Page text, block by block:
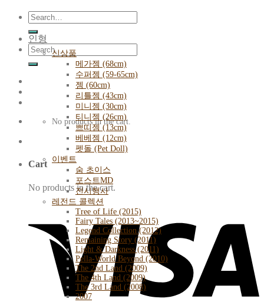
Search
for:
Search
for:
No products in the cart.
Cart
No products in the cart.
인형
신상품
메가젬 (68cm)
수퍼젬 (59-65cm)
젬 (60cm)
리틀젬 (43cm)
미니젬 (30cm)
티니젬 (26cm)
쁘띠젬 (13cm)
베베젬 (12cm)
펫돌 (Pet Doll)
이벤트
숨 초이스
포스트MD
전시행사
레전드 콜렉션
Tree of Life (2015)
Fairy Tales (2013~2015)
Legend Collection (2012)
Remaining Story (2011)
Light & Darkness (2011)
Pella-World Beyond (2010)
The 2nd Land (2009)
The 4th Land (2009)
The 3rd Land (2008)
2007